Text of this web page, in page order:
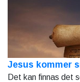
Jesus kommer
Det kan finnas det